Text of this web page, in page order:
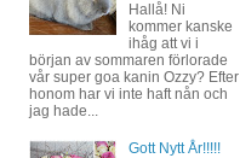
Hallå! Ni
kommer kanske
ihåg att vi i
början av sommaren förlorade
vår super goa kanin Ozzy? Efter
honom har vi inte haft nån och
jag hade...
Gott Nytt År!!!!!